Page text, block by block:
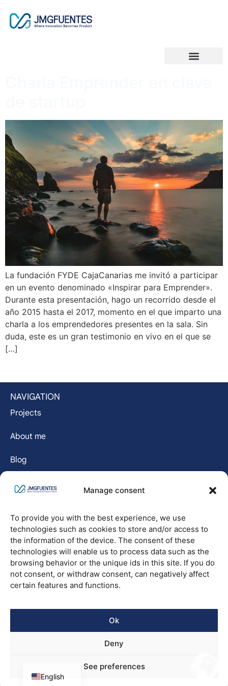
Manage consent
To provide you with the best experience, we use
technologies such as cookies to store and/or access to
the information of the device. The consent of these
technologies will enable us to process data such as the
browsing behavior or the unique ids in this site. If you do
not consent, or withdraw consent, can negatively affect
certain features and functions.
Ok
Deny
See preferences
La fundación FYDE CajaCanarias me invitó a participar
en un evento denominado «Inspirar para Emprender».
Durante esta presentación, hago un recorrido desde el
año 2015 hasta el 2017, momento en el que imparto una
charla a los emprendedores presentes en la sala. Sin
duda, este es un gran testimonio en vivo en el que se
[…]
NAVIGATION
Projects
About me
Blog
Contact
Descargo de responsabilidad
Política de cookies
Declaración de privacidad
English